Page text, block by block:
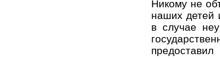
Никому не
наших детей
в случае